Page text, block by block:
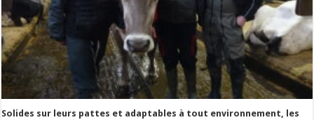
Solides sur leurs pattes et adaptables à tout environnement, les